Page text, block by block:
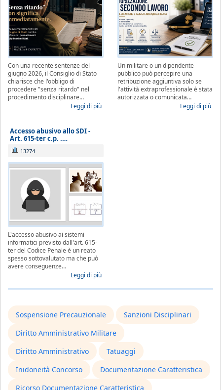
Con una recente sentenze del
giugno 2026, il Consiglio di Stato
chiarisce che l'obbligo di
procedere "senza ritardo" nel
procedimento disciplinare…
Leggi di più
Un militare o un dipendente
pubblico può percepire una
retribuzione aggiuntiva solo se
l'attività extraprofessionale è stata
autorizzata o comunicata…
Leggi di più
Accesso abusivo allo SDI -
Art. 615-ter c.p. .…
13274
L'accesso abusivo ai sistemi
informatici previsto dall'art. 615-
ter del Codice Penale è un reato
spesso sottovalutato ma che può
avere conseguenze…
Leggi di più
Sospensione Precauzionale
Sanzioni Disciplinari
Diritto Amministrativo Militare
Diritto Amministrativo
Tatuaggi
Inidoneità Concorso
Documentazione Caratteristica
Ricorso Documentazione Caratteristica